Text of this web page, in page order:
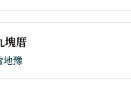
塊厝
地豫